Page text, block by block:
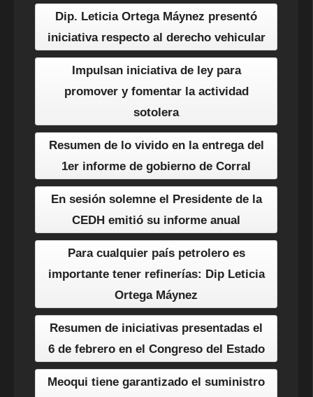
Dip. Leticia Ortega Máynez presentó
iniciativa respecto al derecho vehicular
Impulsan iniciativa de ley para
promover y fomentar la actividad
sotolera
Resumen de lo vivido en la entrega del
1er informe de gobierno de Corral
En sesión solemne el Presidente de la
CEDH emitió su informe anual
Para cualquier país petrolero es
importante tener refinerías: Dip Leticia
Ortega Máynez
Resumen de iniciativas presentadas el
6 de febrero en el Congreso del Estado
Meoqui tiene garantizado el suministro